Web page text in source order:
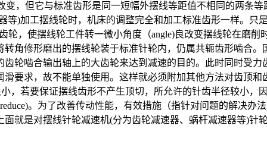
，但它与标准齿形是同一短幅外摆线等距值不相同的两条
)加工摆线轮时，机床的调整完全和加工标准齿形一样。只
轮，使摆线轮工件转一微小角度（angle)良改变摆线轮在磨
角修形磨出的摆线轮装于标准针轮内，仍属共轭齿形啮合
轮啮合输出轴上的大齿轮来达到减速的目的。此时同时受
要求，故不能单独使用。这样就必须附加其他方法对齿顶
，若要保证摆线齿形不产生顶切，所允许的针齿半径较小，
。为了改善传动性能，有效措施（指针对问题的解决
就是对摆线针轮减速机(分为齿轮减速器、蜗杆减速器等)针